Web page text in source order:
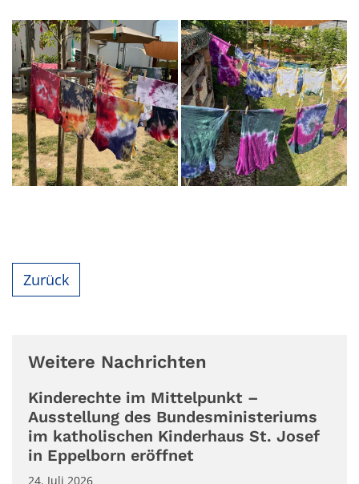
Zurück
Weitere Nachrichten
Kinderechte im Mittelpunkt –
Ausstellung des Bundesministeriums
im katholischen Kinderhaus St. Josef
in Eppelborn eröffnet
24. Juli 2026